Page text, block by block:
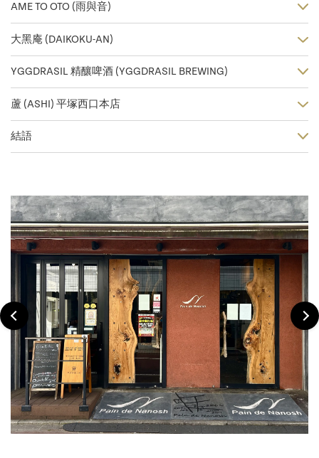
AME TO OTO (雨與音)
大黑庵 (DAIKOKU-AN)
YGGDRASIL 精釀啤酒 (YGGDRASIL BREWING)
蘆 (ASHI) 平塚西口本店
結語